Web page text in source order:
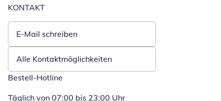
KONTAKT
E-Mail schreiben
Öffnet E-Mail-Client
Alle Kontaktmöglichkeiten
Bestell-Hotline
Täglich von 07:00 bis 23:00 Uhr